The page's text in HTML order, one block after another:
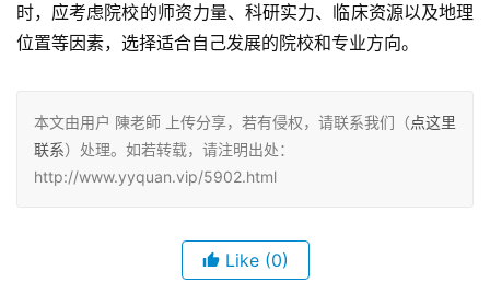
时，应考虑院校的师资力量、科研实力、临床资源以及地理
位置等因素，选择适合自己发展的院校和专业方向。
本文由用户 陳老師 上传分享，若有侵权，请联系我们（点这里
联系）处理。如若转载，请注明出处：
http://www.yyquan.vip/5902.html
Like (0)